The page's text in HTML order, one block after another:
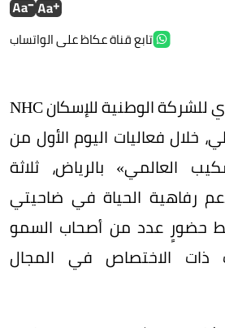
تابع قناة عكاظ على الواتساب
أعلن الرئيس التنفيذي للشركة الوطنية للإسكان NHC
خلال فعاليات اليوم الأول من
بالرياض، ثلاثة
رفاهية الحياة في ضاحيتي
حضورٍ عدد من أصحاب السمو
ذات الاختصاص في المجال